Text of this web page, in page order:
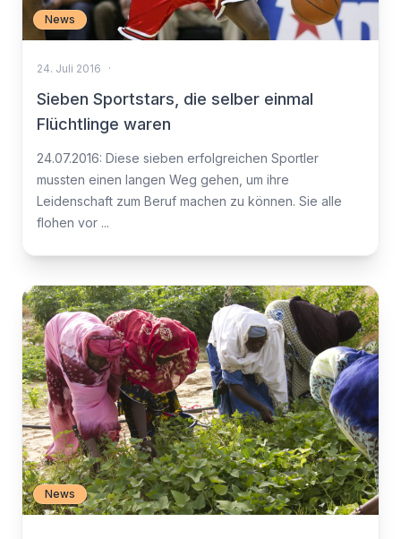
News
24. Juli 2016 ·
Sieben Sportstars, die selber einmal
Flüchtlinge waren
24.07.2016: Diese sieben erfolgreichen Sportler
mussten einen langen Weg gehen, um ihre
Leidenschaft zum Beruf machen zu können. Sie alle
flohen vor ...
News